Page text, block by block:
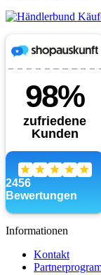
Informationen
Kontakt